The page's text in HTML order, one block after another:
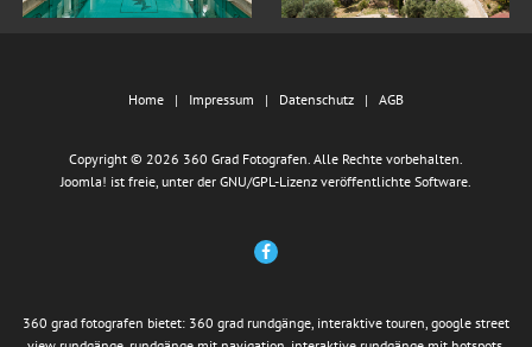
Home Impressum Datenschutz AGB
Copyright © 2026 360 Grad Fotografen. Alle Rechte vorbehalten.
Joomla! ist freie, unter der GNU/GPL-Lizenz veröffentlichte Software.
360 grad fotografen bietet: 360 grad rundgänge, interaktive touren, google street